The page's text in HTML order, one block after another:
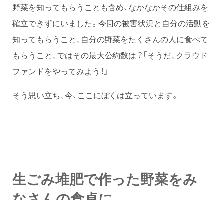
野菜を知ってもらうことも含め、なかなかその仕組みを
確立できずにいました。今回の被害状況と自分の活動を
知ってもらうこと、自分の野菜をたくさんの人に食べて
もらうこと、ではその最大公約数は？「そうだ、クラウド
ファンドをやってみよう！」
そう思い立ち、今、ここにぼくは立っています。
生ごみ堆肥で作った野菜をみ